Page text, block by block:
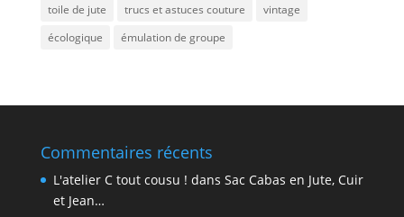
toile de jute
trucs et astuces couture
vintage
écologique
émulation de groupe
Commentaires récents
L'atelier C tout cousu ! dans Sac Cabas en Jute, Cuir
et Jean…